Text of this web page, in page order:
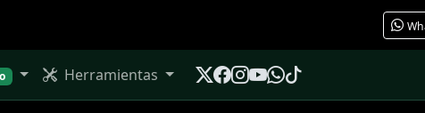
Herramientas